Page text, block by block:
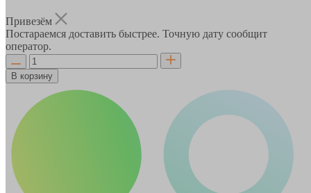
Привезём
Постараемся доставить быстрее. Точную дату сообщит
оператор.
В корзину